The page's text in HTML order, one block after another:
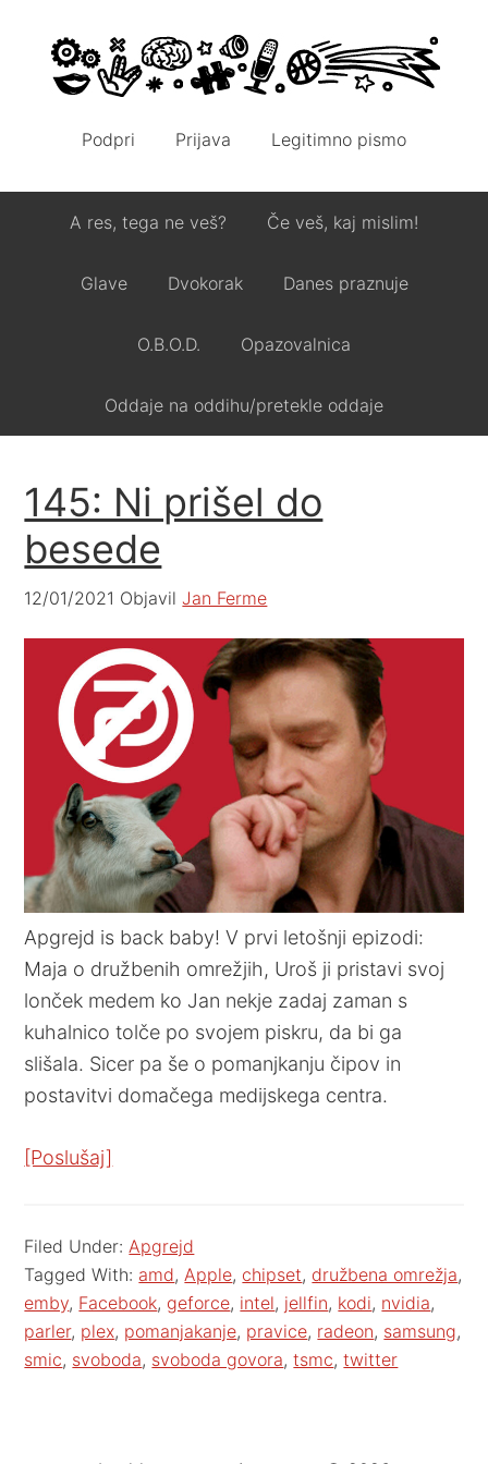
Podpri Prijava Legitimno pismo
A res, tega ne veš? Če veš, kaj mislim!
Glave Dvokorak Danes praznuje
O.B.O.D. Opazovalnica
Oddaje na oddihu/pretekle oddaje
145: Ni prišel do
besede
12/01/2021 ObjavilJan Ferme
Apgrejd is back baby! V prvi letošnji epizodi:
Maja o družbenih omrežjih, Uroš ji pristavi svoj
lonček medem ko Jan nekje zadaj zaman s
kuhalnico tolče po svojem piskru, da bi ga
slišala. Sicer pa še o pomanjkanju čipov in
postavitvi domačega medijskega centra.
[Poslušaj]
Filed Under:Apgrejd
Tagged With: amd,Apple, chipset, družbena omrežja,
emby, Facebook, geforce, intel, jellfin, kodi, nvidia,
parler, plex, pomanjakanje, pravice, radeon, samsung,
smic, svoboda, svoboda govora,tsmc,twitter